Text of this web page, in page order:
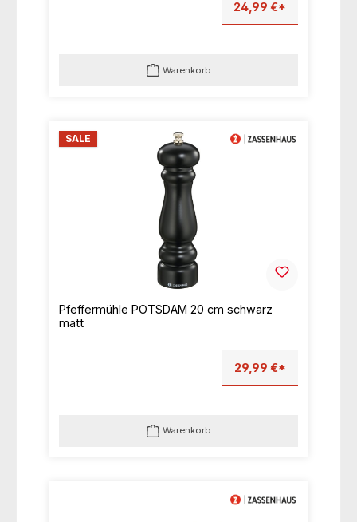
24,99 €*
Warenkorb
SALE
Pfeffermühle POTSDAM 20 cm schwarz
matt
29,99 €*
Warenkorb